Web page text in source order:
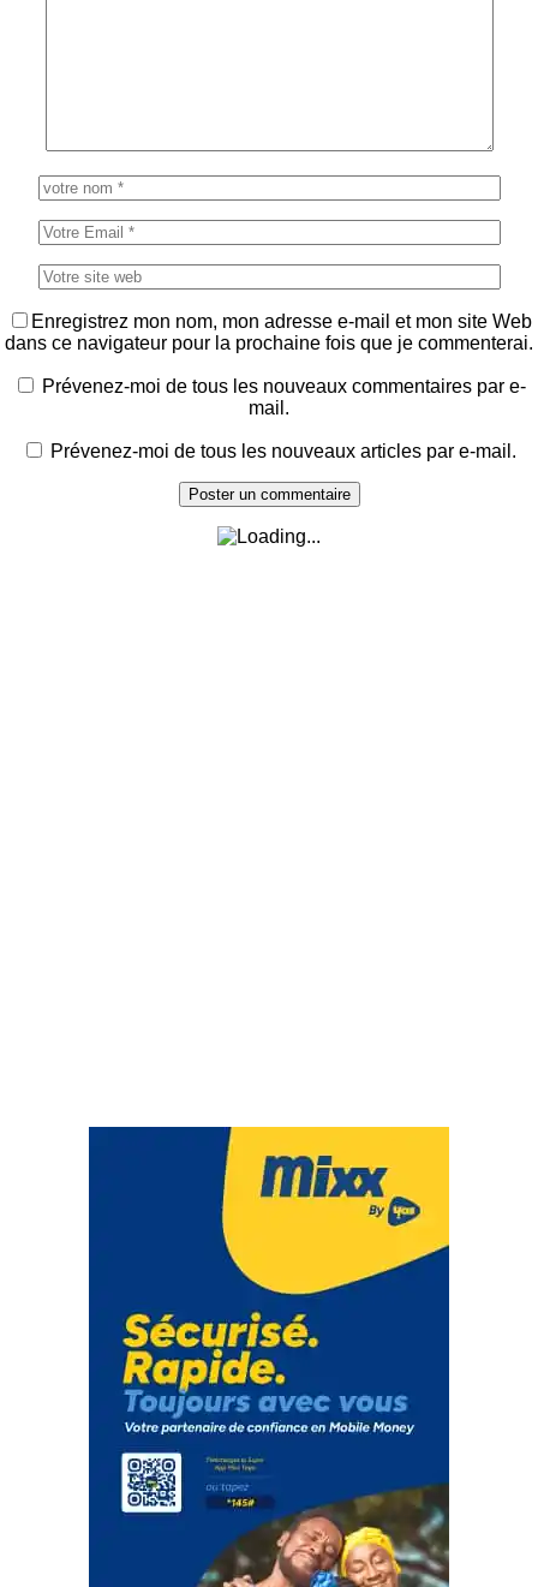
Enregistrez mon nom, mon adresse e-mail et mon site Web
dans ce navigateur pour la prochaine fois que je commenterai.
Prévenez-moi de tous les nouveaux commentaires par e-
mail.
Prévenez-moi de tous les nouveaux articles par e-mail.